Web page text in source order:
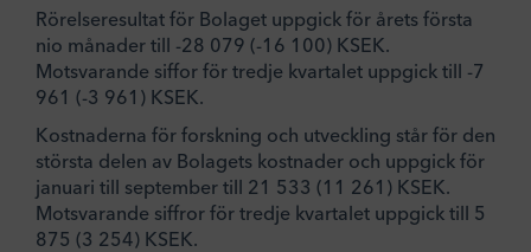
Rörelseresultat för Bolaget uppgick för årets första
nio månader till -28 079 (-16 100) KSEK.
Motsvarande siffor för tredje kvartalet uppgick till -7
961 (-3 961) KSEK.
Kostnaderna för forskning och utveckling står för den
största delen av Bolagets kostnader och uppgick för
januari till september till 21 533 (11 261) KSEK.
Motsvarande siffror för tredje kvartalet uppgick till 5
875 (3 254) KSEK.